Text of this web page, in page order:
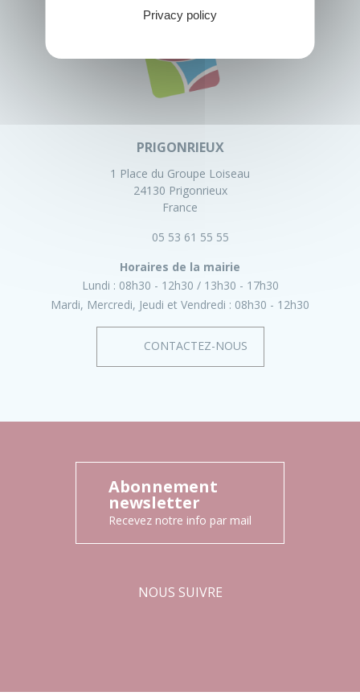
PRIGONRIEUX
1 Place du Groupe Loiseau
24130 Prigonrieux
France
05 53 61 55 55
Horaires de la mairie
Lundi : 08h30 - 12h30
13h30 - 17h30
Mardi, Mercredi, Jeudi et Vendredi : 08h30 - 12h30
CONTACTEZ-NOUS
Abonnement
newsletter
Recevez notre info par mail
NOUS SUIVRE
Privacy policy